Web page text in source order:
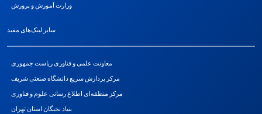
وزارت آموزش و پرورش
سایر لینک‌های مفید
معاونت علمی و فناوری ریاست جمهوری
مرکز پردازش سریع دانشگاه صنعتی شریف
مرکز منطقه‌ای اطلاع رسانی علوم و فناوری
بنیاد نخبگان استان تهران